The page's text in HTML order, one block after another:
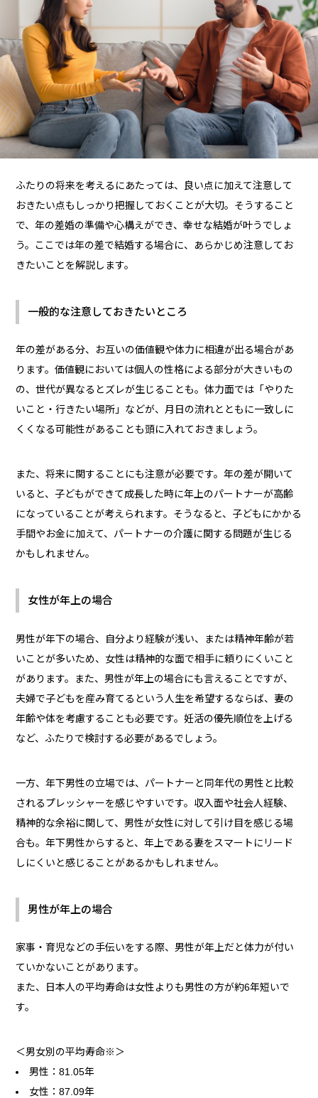
ふたりの将来を考えるにあたっては、良い点に加えて注意して
おきたい点もしっかり把握しておくことが大切。そうすること
で、年の差婚の準備や心構えができ、幸せな結婚が叶うでしょ
う。ここでは年の差で結婚する場合に、あらかじめ注意してお
きたいことを解説します。
一般的な注意しておきたいところ
年の差がある分、お互いの価値観や体力に相違が出る場合があ
ります。価値観においては個人の性格による部分が大きいもの
の、世代が異なるとズレが生じることも。体力面では「やりた
いこと・行きたい場所」などが、月日の流れとともに一致しに
くくなる可能性があることも頭に入れておきましょう。
また、将来に関することにも注意が必要です。年の差が開いて
いると、子どもができて成長した時に年上のパートナーが高齢
になっていることが考えられます。そうなると、子どもにかかる
手間やお金に加えて、パートナーの介護に関する問題が生じる
かもしれません。
女性が年上の場合
男性が年下の場合、自分より経験が浅い、または精神年齢が若
いことが多いため、女性は精神的な面で相手に頼りにくいこと
があります。また、男性が年上の場合にも言えることですが、
夫婦で子どもを産み育てるという人生を希望するならば、妻の
年齢や体を考慮することも必要です。妊活の優先順位を上げる
など、ふたりで検討する必要があるでしょう。
一方、年下男性の立場では、パートナーと同年代の男性と比較
されるプレッシャーを感じやすいです。収入面や社会人経験、
精神的な余裕に関して、男性が女性に対して引け目を感じる場
合も。年下男性からすると、年上である妻をスマートにリード
しにくいと感じることがあるかもしれません。
男性が年上の場合
家事・育児などの手伝いをする際、男性が年上だと体力が付い
ていかないことがあります。
また、日本人の平均寿命は女性よりも男性の方が約6年短いで
す。
＜男女別の平均寿命※＞
男性：81.05年
女性：87.09年